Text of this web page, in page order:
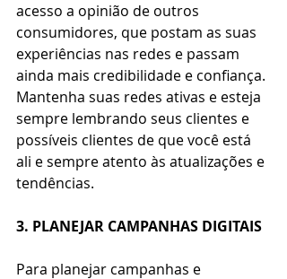
acesso a opinião de outros
consumidores, que postam as suas
experiências nas redes e passam
ainda mais credibilidade e confiança.
Mantenha suas redes ativas e esteja
sempre lembrando seus clientes e
possíveis clientes de que você está
ali e sempre atento às atualizações e
tendências.
3. PLANEJAR CAMPANHAS DIGITAIS
Para planejar campanhas e